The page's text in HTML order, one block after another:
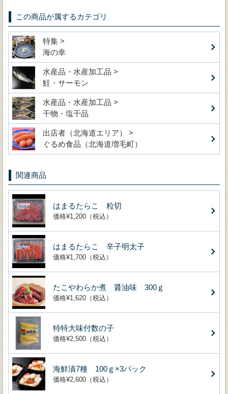
この商品が属するカテゴリ
特集 >
海の幸
水産品・水産加工品 >
鮭・サーモン
水産品・水産加工品 >
干物・塩干品
出店者（北海道エリア） >
ぐるめ食品（北海道増毛町）
関連商品
はまるたらこ 粒切
価格¥1,200（税込）
はまるたらこ 辛子明太子
価格¥1,700（税込）
たこやわらか煮 醤油味 300ｇ
価格¥1,620（税込）
特特大味付数の子
価格¥2,500（税込）
海鮮漬7種 100ｇ×3パック
価格¥2,600（税込）